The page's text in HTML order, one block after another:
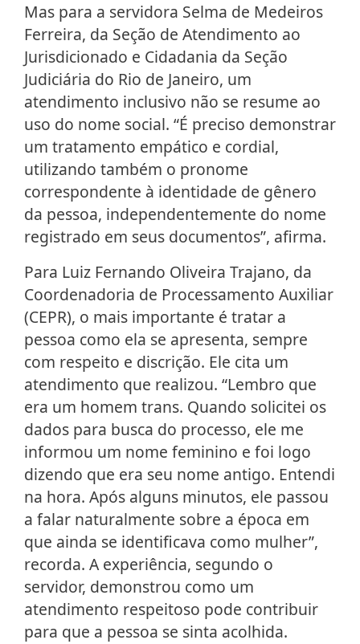
Mas para a servidora Selma de Medeiros
Ferreira, da Seção de Atendimento ao
Jurisdicionado e Cidadania da Seção
Judiciária do Rio de Janeiro, um
atendimento inclusivo não se resume ao
uso do nome social. “É preciso demonstrar
um tratamento empático e cordial,
utilizando também o pronome
correspondente à identidade de gênero
da pessoa, independentemente do nome
registrado em seus documentos”, afirma.
Para Luiz Fernando Oliveira Trajano, da
Coordenadoria de Processamento Auxiliar
(CEPR), o mais importante é tratar a
pessoa como ela se apresenta, sempre
com respeito e discrição. Ele cita um
atendimento que realizou. “Lembro que
era um homem trans. Quando solicitei os
dados para busca do processo, ele me
informou um nome feminino e foi logo
dizendo que era seu nome antigo. Entendi
na hora. Após alguns minutos, ele passou
a falar naturalmente sobre a época em
que ainda se identificava como mulher”,
recorda. A experiência, segundo o
servidor, demonstrou como um
atendimento respeitoso pode contribuir
para que a pessoa se sinta acolhida.